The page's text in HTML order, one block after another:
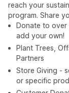
reach your
program. Share
Donate to over
add your own!
Plant Trees,
Partners
Store Giving -
or specific